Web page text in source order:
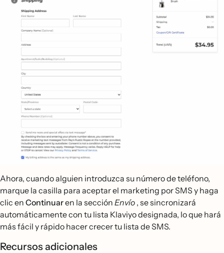
Ahora, cuando alguien introduzca su número de teléfono,
marque la casilla para aceptar el marketing por SMS y haga
clic en Continuaren la sección Envío , se sincronizará
automáticamente con tu lista Klaviyo designada, lo que hará
más fácil y rápido hacer crecer tu lista de SMS.
Recursos adicionales